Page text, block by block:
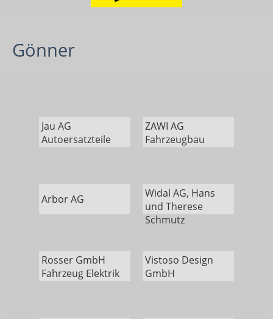
Gönner
Jau AG
Autoersatzteile
ZAWI AG
Fahrzeugbau
Arbor AG
Widal AG, Hans
und Therese
Schmutz
Rosser GmbH
Fahrzeug Elektrik
Vistoso Design
GmbH